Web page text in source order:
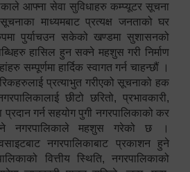
आफ्ना सेवा सुविधाहरु कम्प्यूटर सूचना
सूचनाका माध्यमबाट प्रत्यक्ष जनताको घर
पुर्याचउन सकेको खण्डमा सुशासनको
हासिल हुन सक्ने महशुस गरी निर्माण
सम्पूर्णमा हार्दिक स्वागत गर्न चाहन्छौं ।
प्रत्याभुत गरीएको सूचनाको हक
छीटो छरितो, प्रभावकारी,
गर्न सहयोग पुगी नगरपालिकाको कर
नगरपालिकाले महशुस गरेको छ ।
नगरपालिकाबाट प्रकाशन हुने
वित्तीय स्थिति, नगरपालिकाको